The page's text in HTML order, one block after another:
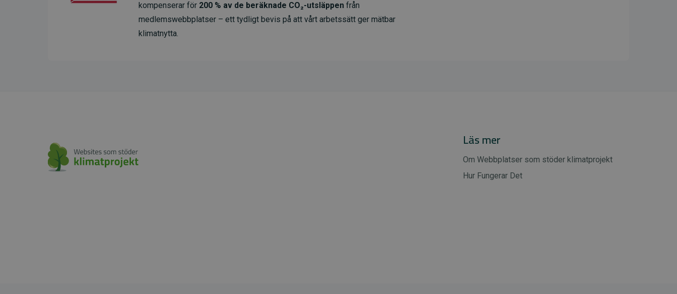
kompenserar för 200 % av de beräknade CO₂-utsläppen från
medlemswebbplatser – ett tydligt bevis på att vårt arbetssätt ger mätbar
klimatnytta.
Läs mer
Om Webbplatser som stöder klimatprojekt
Hur Fungerar Det